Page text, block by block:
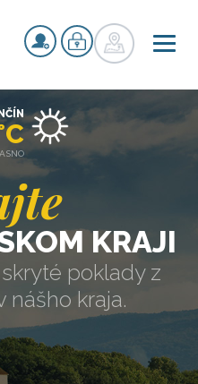
KRAJI
poklady z
nášho kraja.